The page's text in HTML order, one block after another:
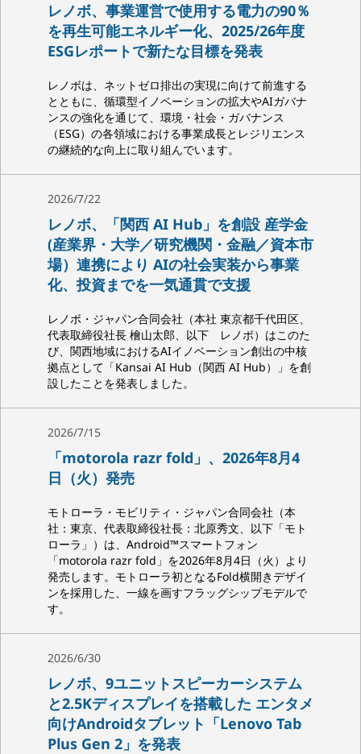
レノボ、事業運営で使用する電力の90％
を再生可能エネルギー化、2025/26年度
ESGレポートで新たな目標を発表
レノボは、ネットゼロ排出の実現に向けて前進する
とともに、循環型イノベーションの拡大やAIガバナ
ンスの強化を通じて、環境・社会・ガバナンス
（ESG）の各領域における事業成長とレジリエンス
の継続的な向上に取り組んでいます。
2026/7/22
レノボ、「関西 AI Hub」を創設 産学金
(産業界・大学／研究機関・金融／資本市
場）連携により AIの社会実装から事業
化、投資までを一気通貫で支援
レノボ・ジャパン合同会社（本社 東京都千代田区、
代表取締役社長 檜山太郎、以下 レノボ）はこのた
び、関西地域におけるAIイノベーション創出の中核
拠点として「Kansai AI Hub（関西 AI Hub）」を創
設したことを発表しました。
2026/7/15
「motorola razr fold」、2026年8月4
日（火）発売
モトローラ・モビリティ・ジャパン合同会社（本
社：東京、代表取締役社長：北原秀文、以下「モト
ローラ」）は、Android™スマートフォン
「motorola razr fold」を2026年8月4日（火）より
発売します。モトローラ初となるFold横開きデザイ
ンを採用した、一線を画すフラッグシップモデルで
す。
2026/6/30
レノボ、9ユニットスピーカーシステム
と2.5Kディスプレイを搭載した エンタメ
向けAndroidタブレット「Lenovo Tab
Plus Gen 2」を発表